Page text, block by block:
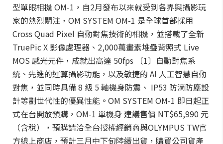
型單眼相機 OM-1，自2月發布以來就受到各界與攝影玩
家的熱烈關注，OM SYSTEM OM-1 是全球首部採用
Cross Quad Pixel 自動對焦技術的相機，並搭載了全新
TruePic X 影像處理器、2,000萬畫素堆疊背照式 Live
MOS 感光元件，成就出高達 50fps 〔1〕自動對焦系
統、先進的運算攝影功能，以及敏捷的 AI 人工智慧自動
對焦，並同時具備 8 級 5 軸機身防震、 IP53 防滴防塵設
計等劃世代性的優異性能。OM SYSTEM OM-1 即日起正
式在台開放預購，OM-1 單機身 建議售價 NT$65,990 元
（含稅），預購請洽全台授權經銷商與OLYMPUS TW官
方線上商店，預計三月中下旬陸續出貨，購買公司貨產